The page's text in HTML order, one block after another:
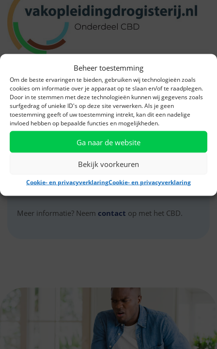
Beheer toestemming
Om de beste ervaringen te bieden, gebruiken wij technologieën zoals
cookies om informatie over je apparaat op te slaan en/of te raadplegen.
Door in te stemmen met deze technologieën kunnen wij gegevens zoals
surfgedrag of unieke ID's op deze site verwerken. Als je geen
toestemming geeft of uw toestemming intrekt, kan dit een nadelige
invloed hebben op bepaalde functies en mogelijkheden.
Ga naar de website
Bekijk voorkeuren
Cookie- en privacyverklaringCookie- en privacyverklaring
Meer informatie
Vakopleidingdrogisterij.nlis een initiatief van het
Centraal Bureau Drogisterijbedrijven. De nascholing
voor (assistent)drogisten viaZorg dat je Bijblijft
hier prima op aan. Vakopleidingdrogisterij.nl bereidt
ook voor op examinering viaPharmacon. Een
diploma van Pharmacon is wettelijk erkend en geldig
voor het drogistenkeurmerk Erkend Specialist in
Meer informatie? Neem contact op met het CBD.